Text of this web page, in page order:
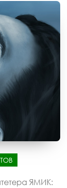
ЯМИК: